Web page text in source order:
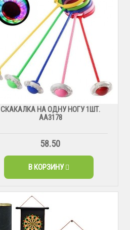
СКАКАЛКА НА ОДНУ НОГУ 1ШТ.
АА3178
58.50
В КОРЗИНУ